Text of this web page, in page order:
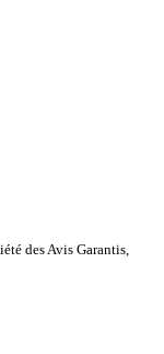
des Avis Garantis,